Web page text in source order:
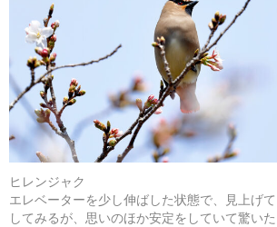
ヒレンジャク
エレベーターを少し伸ばした状態で、見上げ
してみるが、思いのほか安定をしていて驚い